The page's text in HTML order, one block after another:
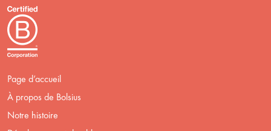
Page d’accueil
À propos de Bolsius
Notre histoire